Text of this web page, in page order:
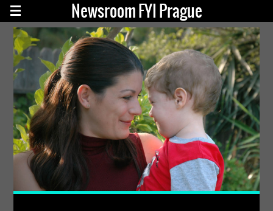
Newsroom FYI Prague